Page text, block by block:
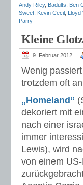
Andy Riley, Badults Ben
Sweet Kevin Cecil Lloyd
Parry
Kleine
9. Februar 2012
Wenig
trotzdem oft
„Homeland“
dekoriert mit
nach einer
immer
Lewis), wird
von einem